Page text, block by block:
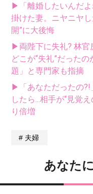
▶「離婚したいんだよ
掛けた妻。ニヤニヤ
開”に大後悔
▶両陛下に失礼? 林官
どこが“失礼”だった
題」と専門家も指摘
▶「あなただったの?!
したら...相手が“見覚
り倍増
夫婦
あなた